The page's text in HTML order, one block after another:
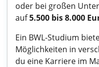
oder bei großen
auf5.500 bis 8.000
Ein BWL-Studium
Möglichkeiten in
du eine Karriere im